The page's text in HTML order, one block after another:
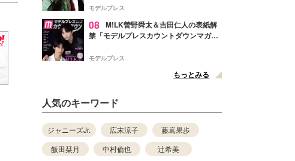
徴する“謎のキーワード”も
モデルプレス
08 M!LK曽野舜太＆吉田仁人の表紙解
禁「モデルプレスカウントダウンマガジ
モデルプレス
もっとみる
人気のキーワード
ジャニーズJr. 広末涼子
藤嶌果歩
飯田栞月
中村倫也 辻希美